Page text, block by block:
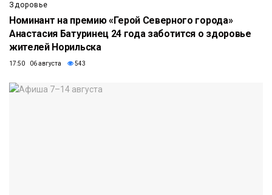
Здоровье
Номинант на премию «Герой Северного города»
Анастасия Батуринец 24 года заботится о здоровье
жителей Норильска
17:50 06 августа 543